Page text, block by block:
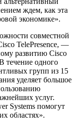
ждем, как эта
экономике».
совместной
TelePresence, —
развитию Cisco
одного
групп из 15
уделяет большое
услуг.
Systems помогут
областях».